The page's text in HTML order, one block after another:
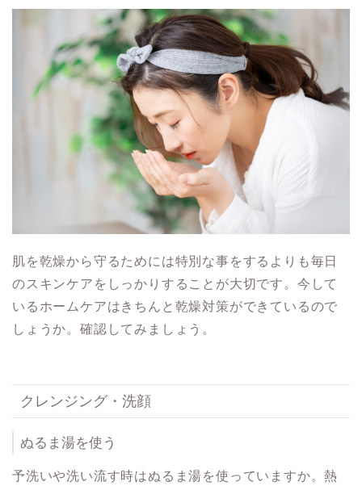
肌を乾燥から守るためには特別な事をするよりも毎日
のスキンケアをしっかりすることが大切です。今して
いるホームケアはきちんと乾燥対策ができているので
しょうか。確認してみましょう。
クレンジング・洗顔
ぬるま湯を使う
予洗いや洗い流す時はぬるま湯を使っていますか。熱